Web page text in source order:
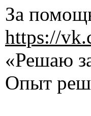
За
https://
«Решаю
Опыт